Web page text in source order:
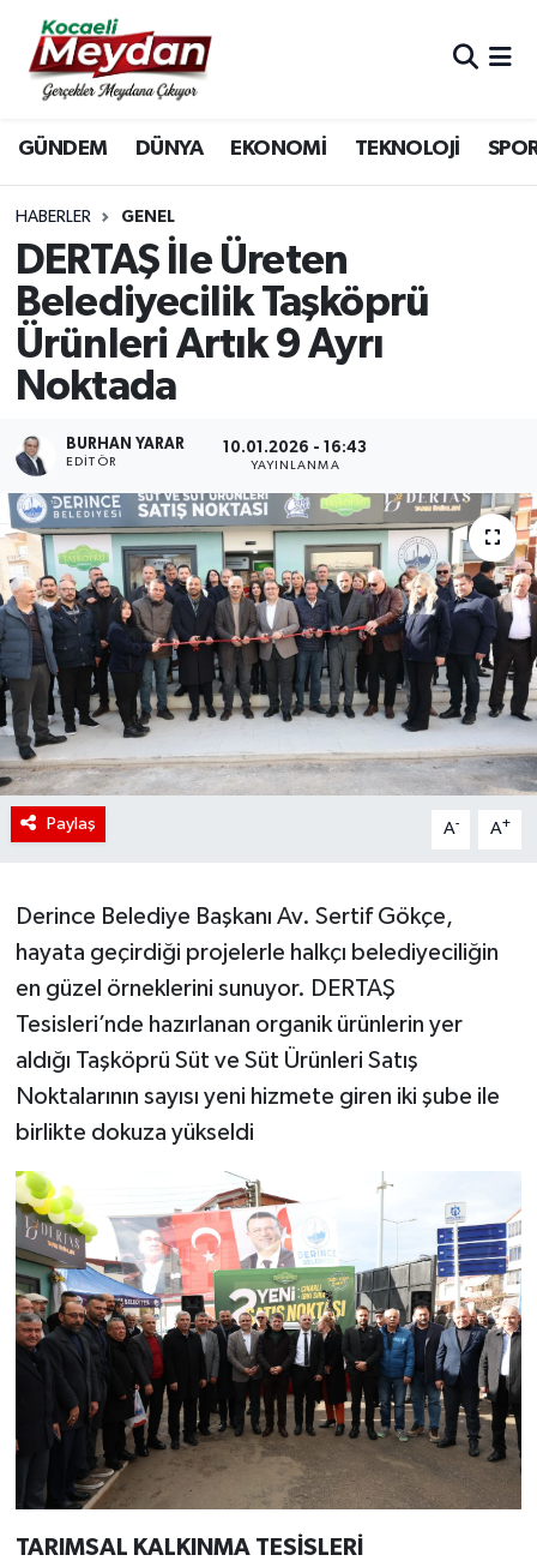
GÜNDEM DÜNYA EKONOMİ TEKNOLOJİ
HABERLER GENEL
DERTAŞ İle Üreten
Belediyecilik Taşköprü
Ürünleri Artık 9 Ayrı
Noktada
BURHAN YARAR
EDITÖR
10.01.2026 - 16:43
YAYINLANMA
Paylaş A- A+
Derince Belediye Başkanı Av. Sertif Gökçe,
hayata geçirdiği projelerle halkçı belediyeciliğin
en güzel örneklerini sunuyor. DERTAŞ
Tesisleri’nde hazırlanan organik ürünlerin yer
aldığı Taşköprü Süt ve Süt Ürünleri Satış
Noktalarının sayısı yeni hizmete giren iki şube ile
birlikte dokuza yükseldi
TARIMSAL KALKINMA TESİSLERİ
Nöbetçi Eczaneler
Hava Durumu
Trafik Durumu
Süper Lig Puan Durumu ve Fikstür
Tüm Manşetler
Son Dakika Haberleri
Haber Arşivi